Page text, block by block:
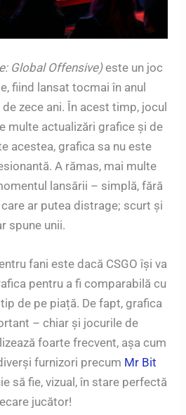
Global Offensive)este un joc
fiind lansat tocmai în anul
zece ani. În acest timp, jocul
multe actualizări grafice și de
acestea, grafica sa nu este
A rămas, mai multe
lansării – simplă, fără
ar putea distrage; scurt și
spune unii.
fani este dacă CSGO își va
pentru a fi comparabilă cu
de pe piață. De fapt, grafica
– chiar și jocurile de
foarte frecvent, așa cum
furnizori precum Mr Bit
să fie, vizual, în stare perfectă
jucător!